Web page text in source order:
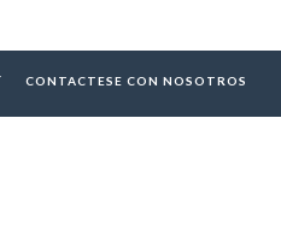
CONTACTESE CON NOSOTROS